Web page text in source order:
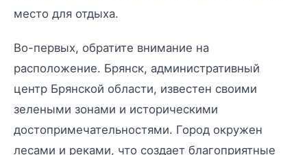
место для отдыха.
Во-первых, обратите внимание на
расположение. Брянск, административный
центр Брянской области, известен своими
зелеными зонами и историческими
достопримечательностями. Город окружен
лесами и реками, что создает благоприятные